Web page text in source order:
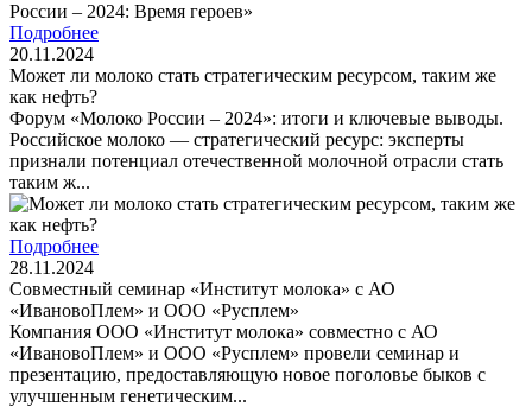
Подробнее
20.11.2024
Может ли молоко стать стратегическим ресурсом, таким же
как нефть?
Форум «Молоко России – 2024»: итоги и ключевые выводы.
Российское молоко — стратегический ресурс: эксперты
признали потенциал отечественной молочной отрасли стать
таким ж...
Подробнее
28.11.2024
Совместный семинар «Институт молока» с АО
«ИвановоПлем» и ООО «Русплем»
Компания ООО «Институт молока» совместно с АО
«ИвановоПлем» и ООО «Русплем» провели семинар и
презентацию, предоставляющую новое поголовье быков с
улучшенным генетическим...